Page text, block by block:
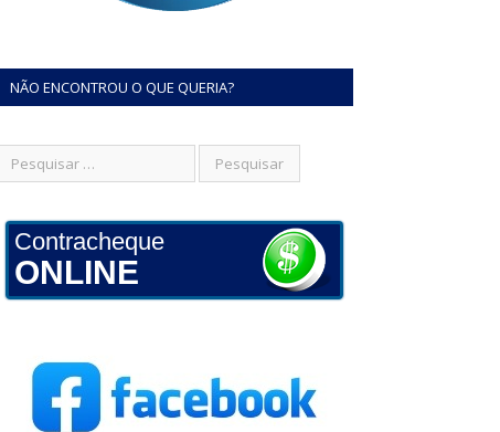
NÃO ENCONTROU O QUE QUERIA?
Contracheque
ONLINE